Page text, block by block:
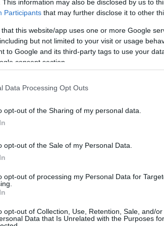
This information may also be disclosed by us to
Participants that may further disclose it to other
that this website/app uses one or more Google
but not limited to your visit or usage
to Google and its third-party tags to use your
consent section.
Data Processing Opt Outs
opt-out of the Sharing of my personal data.
opt-out of the Sale of my Personal Data.
opt-out of processing my Personal Data for
opt-out of Collection, Use, Retention, Sale, and/or
Data that Is Unrelated with the Purposes
προσιτές σε μία ευρεία βάση πελατών”
Στουτγάρδη. “Η δημοφιλής εμπρόσθια
στους πελάτες μας αυτοκίνητα που
επιθυμούν το ίδιο και γι’ αυτό
auto motor und sportκαιMoove